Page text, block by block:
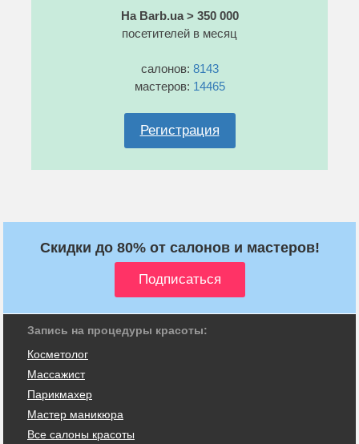
На Barb.ua > 350 000
посетителей в месяц
салонов: 8143
мастеров: 14465
Регистрация
Скидки до 80% от салонов и мастеров!
Запись на процедуры красоты:
Косметолог
Массажист
Парикмахер
Мастер маникюра
Все салоны красоты